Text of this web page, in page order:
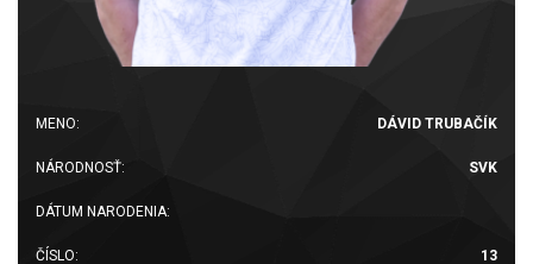
MENO: DÁVID TRUBAČÍK
NÁRODNOSŤ: SVK
DÁTUM NARODENIA:
ČÍSLO: 13